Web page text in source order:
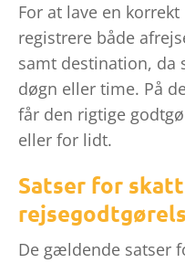
For at lave en
registrere både
samt destination, da
døgn eller time. På
får den rigtige
eller for lidt.
Satser for
De gældende satser